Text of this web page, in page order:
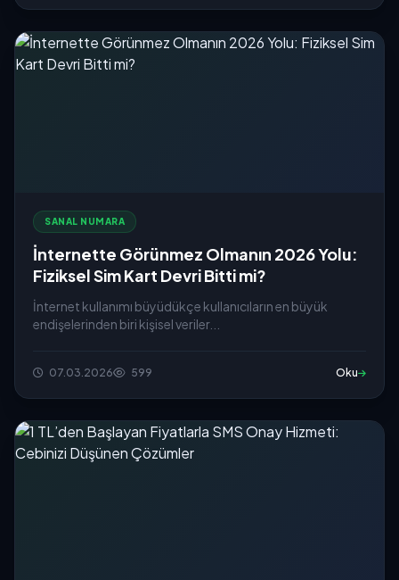
SANAL NUMARA
İnternette Görünmez Olmanın 2026 Yolu:
Fiziksel Sim Kart Devri Bitti mi?
İnternet kullanımı büyüdükçe kullanıcıların en büyük
endişelerinden biri kişisel veriler...
07.03.2026 599 Oku